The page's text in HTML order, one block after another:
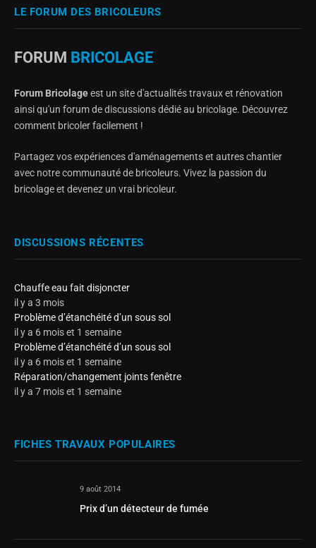
LE FORUM DES BRICOLEURS
FORUM BRICOLAGE
Forum Bricolageest un site d'actualités travaux et rénovation
ainsi qu'un forum de discussions dédié au bricolage. Découvrez
comment bricoler facilement !
Partagez vos expériences d'aménagements et autres chantier
avec notre communauté de bricoleurs. Vivez la passion du
bricolage et devenez un vrai bricoleur.
DISCUSSIONS RÉCENTES
Chauffe eau fait disjoncter
il y a 3 mois
Problème d’étanchéité d’un sous sol
il y a 6 mois et 1 semaine
Problème d’étanchéité d’un sous sol
il y a 6 mois et 1 semaine
Réparation/changement joints fenêtre
il y a 7 mois et 1 semaine
FICHES TRAVAUX POPULAIRES
9 août 2014
Prix d’un détecteur de fumée